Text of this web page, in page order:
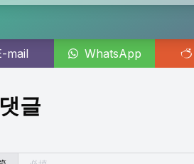
mail WhatsApp
글